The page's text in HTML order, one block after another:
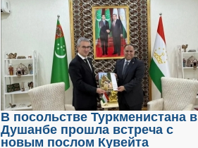
В посольстве Туркменистана в
Душанбе прошла встреча с
новым послом Кувейта